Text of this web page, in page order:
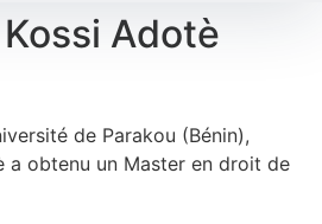
Kossi Adotè
de Parakou (Bénin),
a obtenu un Master en droit de